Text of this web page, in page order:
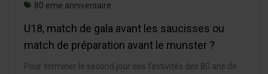
80 eme anniversaire
U18, match de gala avant les saucisses ou
match de préparation avant le munster ?
Pour terminer le second jour des festivités des 80 ans de